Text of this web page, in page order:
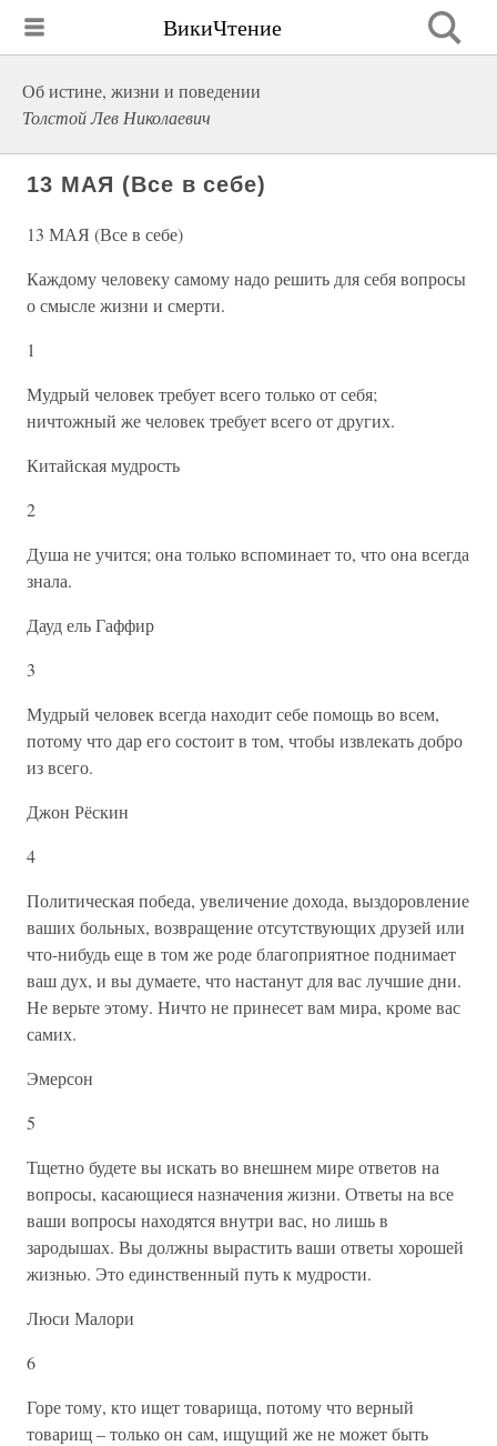
ВикиЧтение
Об истине, жизни и поведении
Толстой Лев Николаевич
13 МАЯ (Все в себе)
13 МАЯ (Все в себе)
Каждому человеку самому надо решить для себя вопросы
о смысле жизни и смерти.
1
Мудрый человек требует всего только от себя;
ничтожный же человек требует всего от других.
Китайская мудрость
2
Душа не учится; она только вспоминает то, что она всегда
знала.
Дауд ель Гаффир
3
Мудрый человек всегда находит себе помощь во всем,
потому что дар его состоит в том, чтобы извлекать добро
из всего.
Джон Рёскин
4
Политическая победа, увеличение дохода, выздоровление
ваших больных, возвращение отсутствующих друзей или
что-нибудь еще в том же роде благоприятное поднимает
ваш дух, и вы думаете, что настанут для вас лучшие дни.
Не верьте этому. Ничто не принесет вам мира, кроме вас
самих.
Эмерсон
5
Тщетно будете вы искать во внешнем мире ответов на
вопросы, касающиеся назначения жизни. Ответы на все
ваши вопросы находятся внутри вас, но лишь в
зародышах. Вы должны вырастить ваши ответы хорошей
жизнью. Это единственный путь к мудрости.
Люси Малори
6
Горе тому, кто ищет товарища, потому что верный
товарищ – только он сам, ищущий же не может быть